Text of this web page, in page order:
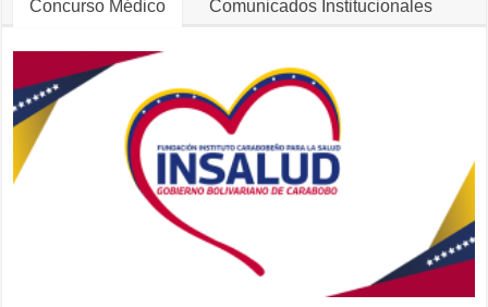
Concurso Médico Comunicados Institucionales